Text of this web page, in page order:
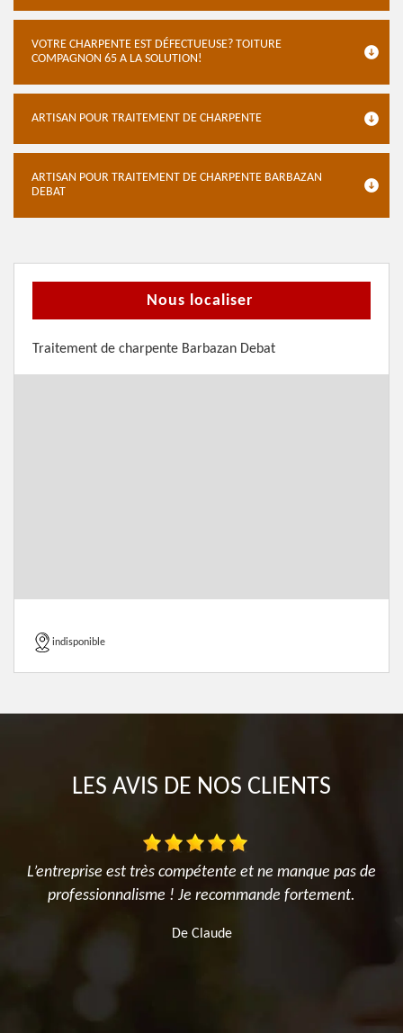
VOTRE CHARPENTE EST DÉFECTUEUSE? TOITURE
COMPAGNON 65 A LA SOLUTION!
ARTISAN POUR TRAITEMENT DE CHARPENTE
ARTISAN POUR TRAITEMENT DE CHARPENTE BARBAZAN
DEBAT
Nous localiser
Traitement de charpente Barbazan Debat
indisponible
LES AVIS DE NOS CLIENTS
L’entreprise est très compétente et ne manque pas de
professionnalisme ! Je recommande fortement.
De Claude